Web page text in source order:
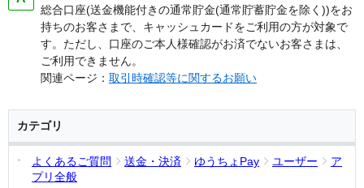
総合口座(送金機能付きの通常貯金(通常貯蓄貯金を除く))をお
持ちのお客さまで、キャッシュカードをご利用の方が対象で
す。ただし、口座のご本人様確認がお済でないお客さまは、
ご利用できません。
関連ページ： 取引時確認等に関するお願い
カテゴリ
よくあるご質問 送金・決済 ゆうちょPay ユーザー
ア
プリ全般